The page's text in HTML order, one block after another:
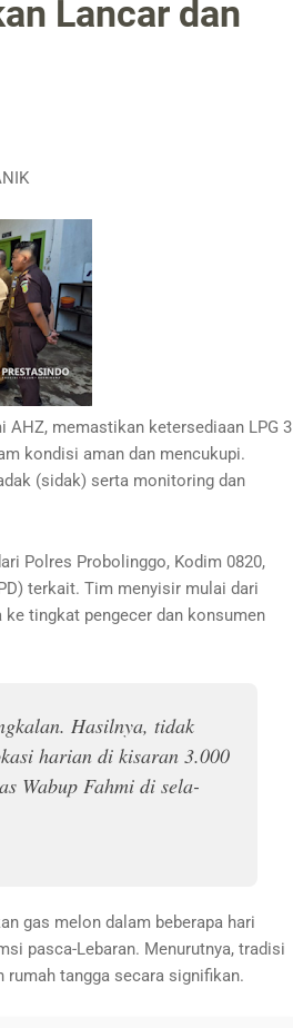
Lancar dan
memastikan ketersediaan LPG 3
kondisi aman dan mencukupi.
(sidak) serta monitoring dan
Polres Probolinggo, Kodim 0820,
terkait. Tim menyisir mulai dari
ke tingkat pengecer dan konsumen
Hasilnya, tidak
harian di kisaran 3.000
Wabup Fahmi di sela-
gas melon dalam beberapa hari
pasca-Lebaran. Menurutnya, tradisi
rumah tangga secara signifikan.